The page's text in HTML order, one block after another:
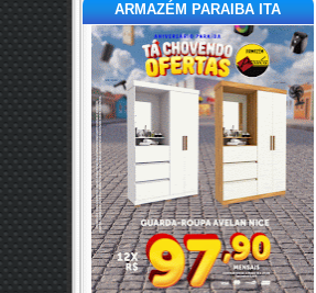
ARMAZÉM PARAIBA ITA